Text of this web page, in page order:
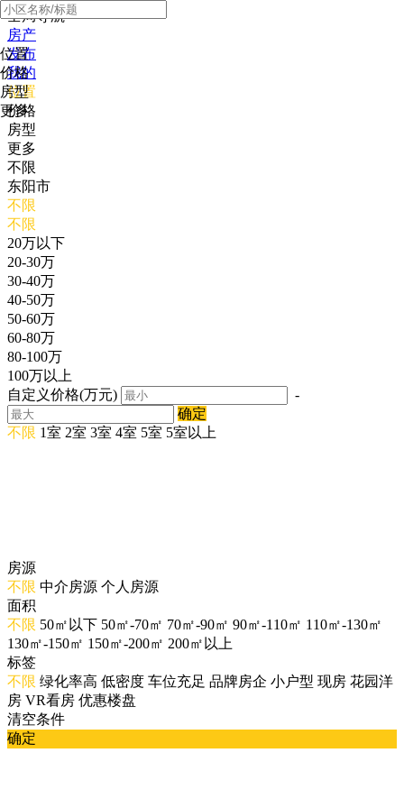
全局导航
房产
发布
我的
位置
价格
房型
更多
位置
价格
房型
更多
不限
东阳市
不限
不限
20万以下
20-30万
30-40万
40-50万
50-60万
60-80万
80-100万
100万以上
自定义价格(万元)
-
确定
不限 1室 2室 3室 4室 5室 5室以上
房源
不限 中介房源 个人房源
面积
不限 50㎡以下 50㎡-70㎡ 70㎡-90㎡ 90㎡-110㎡ 110㎡-130㎡
130㎡-150㎡ 150㎡-200㎡ 200㎡以上
标签
不限 绿化率高 低密度 车位充足 品牌房企 小户型 现房 花园洋
房 VR看房 优惠楼盘
清空条件
确定